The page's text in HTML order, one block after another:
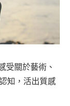
受關於藝術、
知，活出質感